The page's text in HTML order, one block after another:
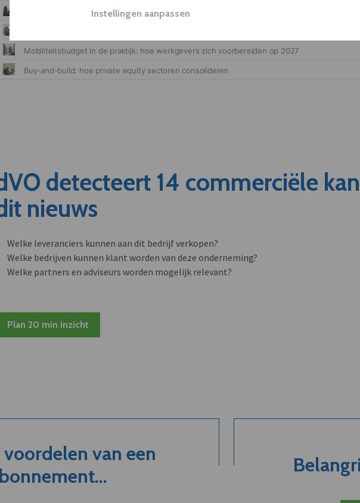
Instellingen aanpassen
detecteert 14 commerciële
nieuws
Welke leveranciers kunnen aan dit bedrijf verkopen?
Welke bedrijven kunnen klant worden van deze onderneming?
Welke partners en adviseurs worden mogelijk relevant?
Plan 20 min inzicht
van een